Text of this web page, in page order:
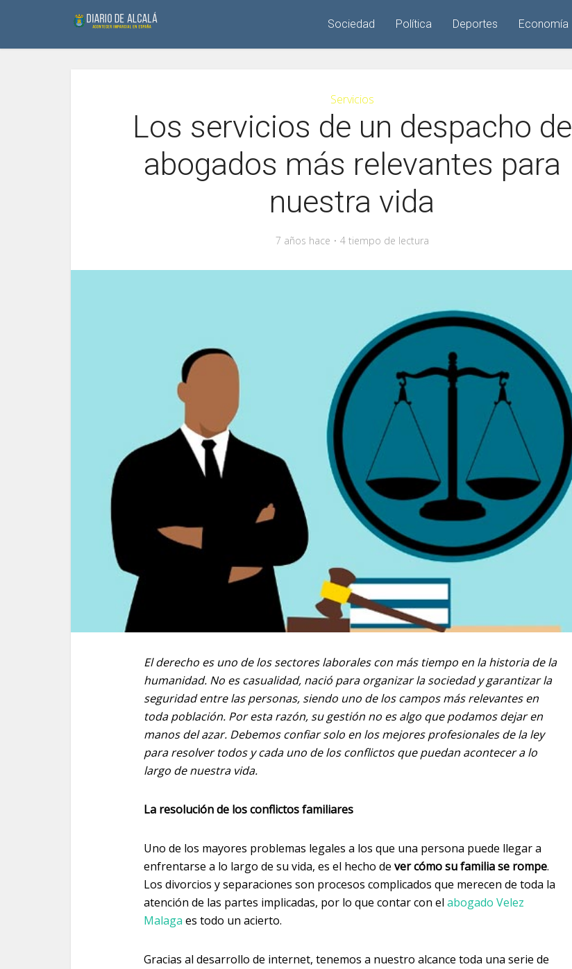
Sociedad Política Deportes Economía
Servicios
Los servicios de un despacho de
abogados más relevantes para
nuestra vida
7 años hace 4 tiempo de lectura
El derecho es uno de los sectores laborales con más tiempo en la historia de la
humanidad. No es casualidad, nació para organizar la sociedad y garantizar la
seguridad entre las personas, siendo uno de los campos más relevantes en
toda población. Por esta razón, su gestión no es algo que podamos dejar en
manos del azar. Debemos confiar solo en los mejores profesionales de la ley
para resolver todos y cada uno de los conflictos que puedan acontecer a lo
largo de nuestra vida.
La resolución de los conflictos familiares
Uno de los mayores problemas legales a los que una persona puede llegar a
enfrentarse a lo largo de su vida, es el hecho de ver cómo su familia se rompe.
Los divorcios y separaciones son procesos complicados que merecen de toda la
atención de las partes implicadas, por lo que contar con el abogado Velez
Malaga es todo un acierto.
Gracias al desarrollo de internet, tenemos a nuestro alcance toda una serie de